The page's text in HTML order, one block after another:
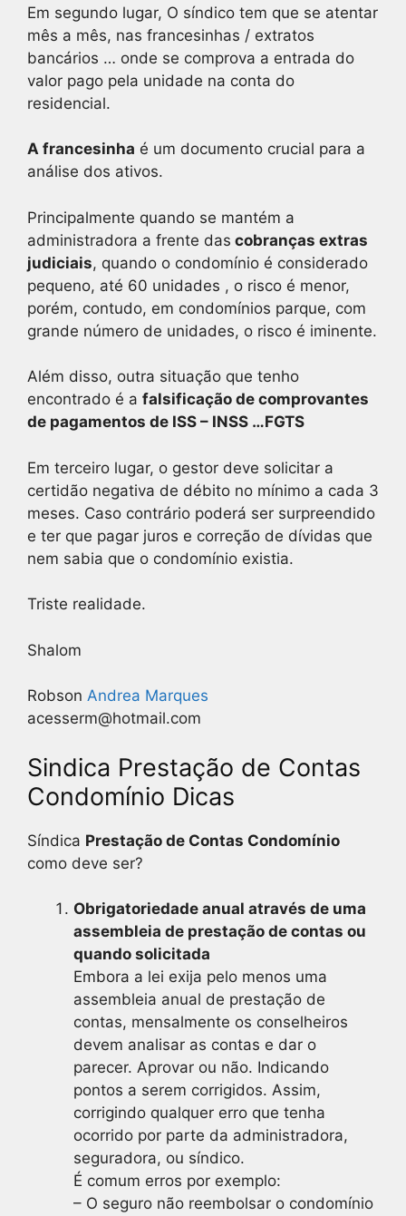
Em segundo lugar, O síndico tem que se atentar
mês a mês, nas francesinhas / extratos
bancários … onde se comprova a entrada do
valor pago pela unidade na conta do
residencial.
A francesinha é um documento crucial para a
análise dos ativos.
Principalmente quando se mantém a
administradora a frente das cobranças extras
judiciais, quando o condomínio é considerado
pequeno, até 60 unidades , o risco é menor,
porém, contudo, em condomínios parque, com
grande número de unidades, o risco é iminente.
Além disso, outra situação que tenho
encontrado é a falsificação de comprovantes
de pagamentos de ISS – INSS …FGTS
Em terceiro lugar, o gestor deve solicitar a
certidão negativa de débito no mínimo a cada 3
meses. Caso contrário poderá ser surpreendido
e ter que pagar juros e correção de dívidas que
nem sabia que o condomínio existia.
Triste realidade.
Shalom
Robson Andrea Marques
acesserm@hotmail.com
Sindica Prestação de Contas
Condomínio Dicas
Síndica Prestação de Contas Condomínio
como deve ser?
Obrigatoriedade anual através de uma
assembleia de prestação de contas ou
quando solicitada
Embora a lei exija pelo menos uma
assembleia anual de prestação de
contas, mensalmente os conselheiros
devem analisar as contas e dar o
parecer. Aprovar ou não. Indicando
pontos a serem corrigidos. Assim,
corrigindo qualquer erro que tenha
ocorrido por parte da administradora,
seguradora, ou síndico.
É comum erros por exemplo:
– O seguro não reembolsar o condomínio